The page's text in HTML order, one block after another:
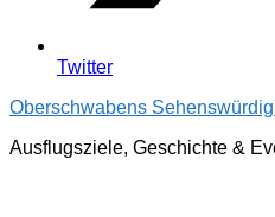
Twitter
Oberschwabens
Ausflugsziele, Geschichte &